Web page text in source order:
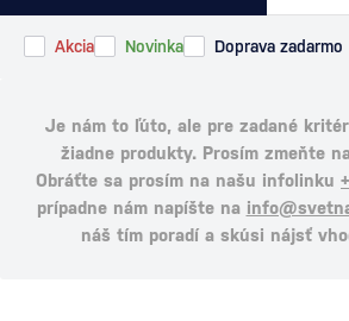
Akcia Novinka Doprava zadarmo
Je nám to ľúto, ale pre zadané
žiadne produkty. Prosím zmeňte
Obráťte sa prosím na našu infolinku
prípadne nám napíšte na
náš tím poradí a skúsi nájsť